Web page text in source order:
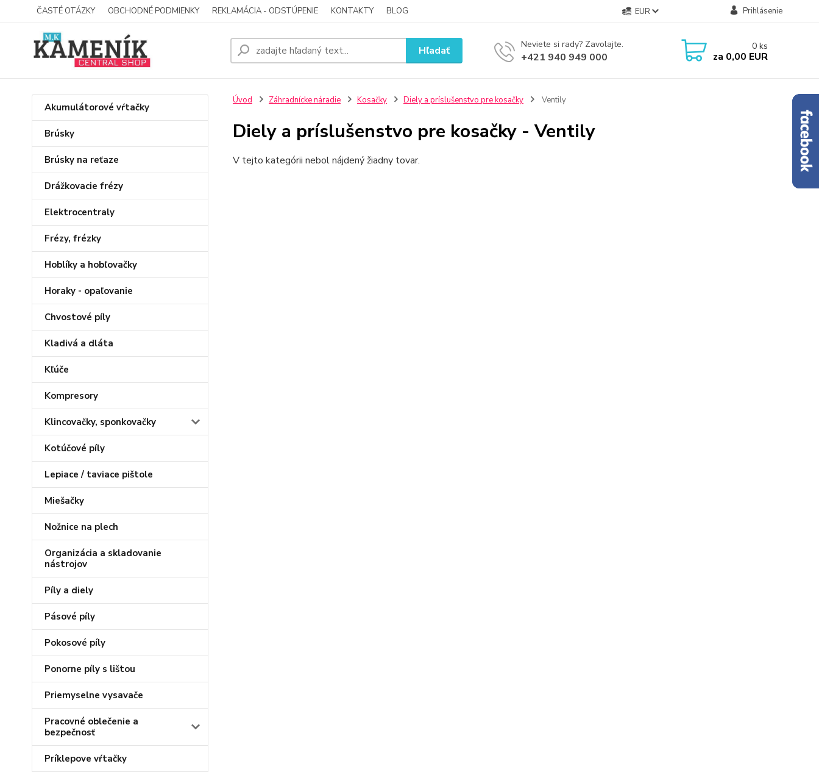
ČASTÉ OTÁZKY OBCHODNÉ PODMIENKY REKLAMÁCIA - ODSTÚPENIE KONTAKTY BLOG EUR Prihlásenie
Hľadať Neviete si rady? Zavolajte.
+421 940 949 000
0 ks
za 0,00 EUR
Akumulátorové vŕtačky
Brúsky
Brúsky na reťaze
Drážkovacie frézy
Elektrocentraly
Frézy, frézky
Hoblíky a hobľovačky
Horaky - opaľovanie
Chvostové píly
Kladivá a dláta
Kľúče
Kompresory
Klincovačky, sponkovačky
Kotúčové píly
Lepiace / taviace pištole
Miešačky
Nožnice na plech
Organizácia a skladovanie
nástrojov
Píly a diely
Pásové píly
Pokosové píly
Ponorne píly s lištou
Priemyselne vysavače
Pracovné oblečenie a
bezpečnosť
Príklepove vŕtačky
Úvod Záhradnícke náradie Kosačky Diely a príslušenstvo pre kosačky Ventily
Diely a príslušenstvo pre kosačky - Ventily
V tejto kategórii nebol nájdený žiadny tovar.